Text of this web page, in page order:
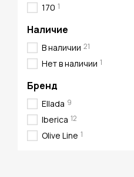
170 1
Наличие
В наличии 21
Нет в наличии 1
Бренд
Ellada 9
Iberica 12
Olive Line 1